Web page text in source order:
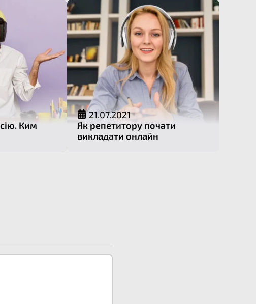
Ким
21.07.2021
Як репетитору почати
викладати онлайн